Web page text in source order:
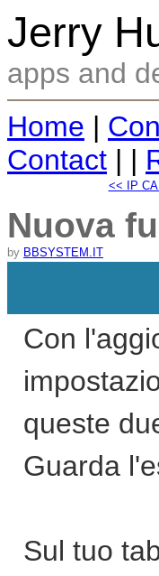
Jerry
apps and
Home |
Contact | |
<< IP
Nuova
by BBSYSTEM.IT
Con
queste
Guarda
Sul tuo